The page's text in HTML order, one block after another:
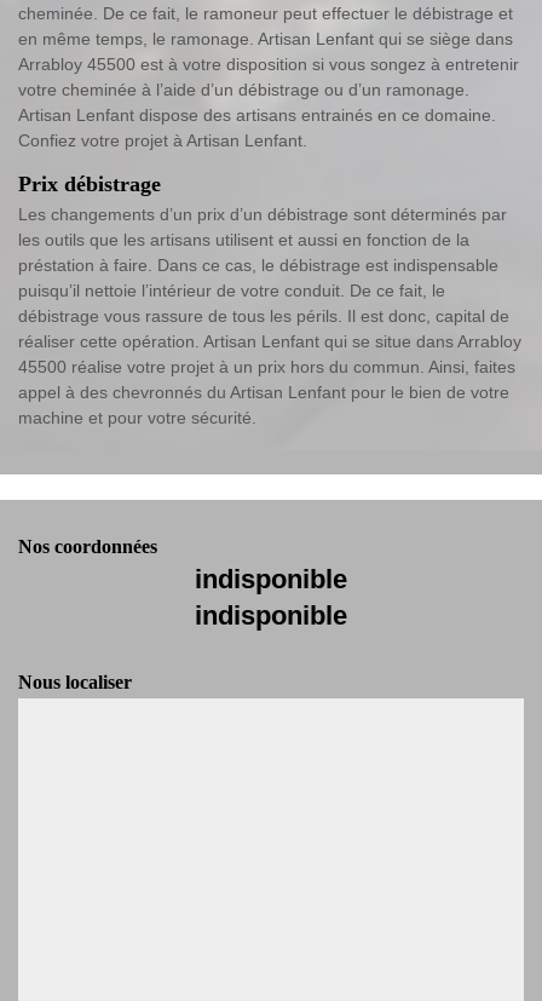
cheminée. De ce fait, le ramoneur peut effectuer le débistrage et
en même temps, le ramonage. Artisan Lenfant qui se siège dans
Arrabloy 45500 est à votre disposition si vous songez à entretenir
votre cheminée à l’aide d’un débistrage ou d’un ramonage.
Artisan Lenfant dispose des artisans entrainés en ce domaine.
Confiez votre projet à Artisan Lenfant.
Prix débistrage
Les changements d’un prix d’un débistrage sont déterminés par
les outils que les artisans utilisent et aussi en fonction de la
préstation à faire. Dans ce cas, le débistrage est indispensable
puisqu’il nettoie l’intérieur de votre conduit. De ce fait, le
débistrage vous rassure de tous les périls. Il est donc, capital de
réaliser cette opération. Artisan Lenfant qui se situe dans Arrabloy
45500 réalise votre projet à un prix hors du commun. Ainsi, faites
appel à des chevronnés du Artisan Lenfant pour le bien de votre
machine et pour votre sécurité.
Nos coordonnées
indisponible
indisponible
Nous localiser